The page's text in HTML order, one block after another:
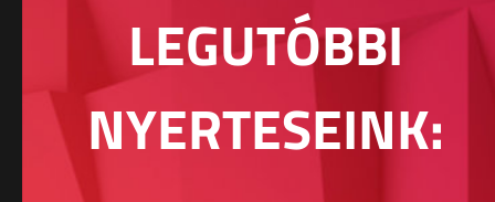
LEGUTÓBBI
NYERTESEINK: